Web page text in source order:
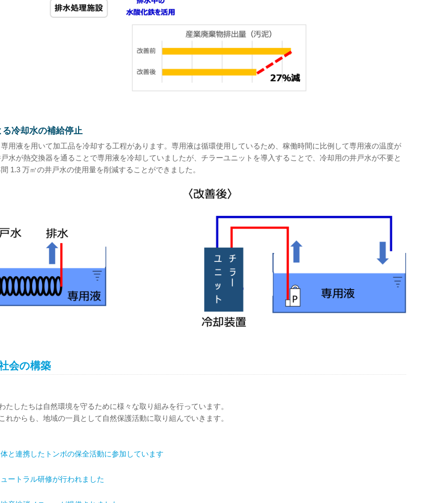
冷却水の補給停止
用液を用いて加工品を冷却する工程があります。専用液は循環使用しているため、稼働時間に比例して専用液の温度が
戸水が熱交換器を通ることで専用液を冷却していましたが、チラーユニットを導入することで、冷却用の井戸水が不要と
1.3 万㎥の井戸水の使用量を削減することができました。
会の構築
たしたちは自然環境を守るために様々な取り組みを行っています。
これからも、地域の一員として自然保護活動に取り組んでいきます。
と連携したトンボの保全活動に参加しています
ートラル研修が行われました